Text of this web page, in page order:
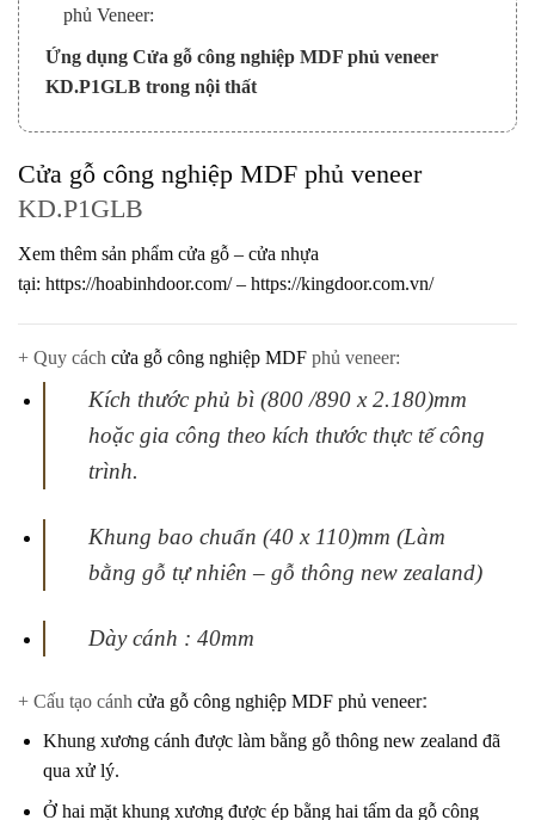
phủ Veneer:
Ứng dụng Cửa gỗ công nghiệp MDF phủ veneer
KD.P1GLB trong nội thất
Cửa gỗ công nghiệp MDF phủ veneer
KD.P1GLB
Xem thêm sản phẩm cửa gỗ – cửa nhựa
tại: https://hoabinhdoor.com/– https://kingdoor.com.vn/
+ Quy cách cửa gỗ công nghiệp MDF phủ veneer:
Kích thước phủ bì (800 /890 x 2.180)mm
hoặc gia công theo kích thước thực tếcông
trình.
Khung bao chuẩn (40 x 110)mm (Làm
bằng gỗ tự nhiên – gỗ thông new zealand)
Dày cánh : 40mm
+ Cấu tạo cánh cửa gỗ công nghiệp MDF phủ veneer:
Khung xương cánh được làm bằng gỗ thông new zealand đã
qua xử lý.
Ở hai mặt khung xương được ép bằng hai tấm da gỗ công